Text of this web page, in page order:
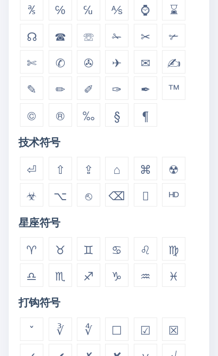
℁
℅ ℆ ⅍ ⌚
⌛
☊
☎ ☏ ✁ ✂
✃
✄
✆ ✇ ✈ ✉
✍
✎
✏ ✐ ✑ ✒
™
©
® ‰ § ¶
技术符号
⏎ ⇧ ⇪ ⌂ ⌘
☢
☣
⌥ ⎋ ⌫  ᴴᴰ
星座符号
♈ ♉ ♊ ♋ ♌
♍
♎
♏ ♐ ♑ ♒ ♓
打钩符号
ˇ ∛ ∜ ☐ ☑
☒